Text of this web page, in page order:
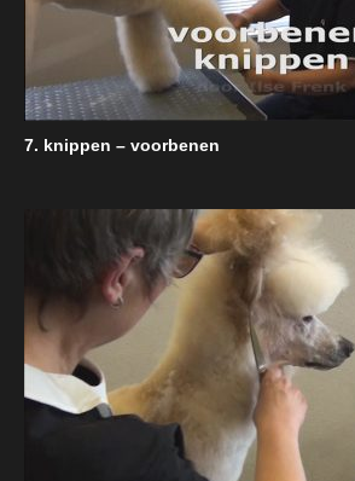
7. knippen – voorbenen